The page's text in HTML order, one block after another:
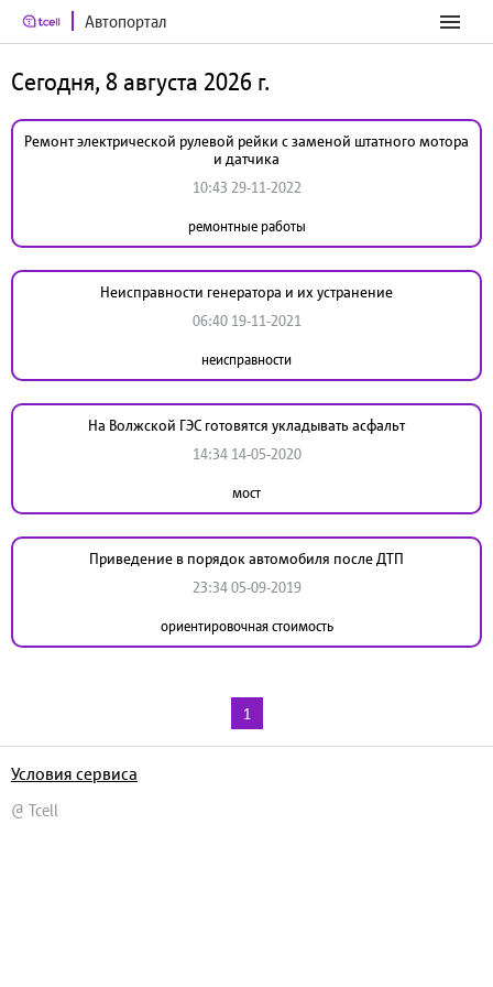
Автопортал
Сегодня, 8 августа 2026 г.
Ремонт электрической рулевой рейки с заменой штатного мотора
и датчика
10:43 29-11-2022
ремонтные работы
Неисправности генератора и их устранение
06:40 19-11-2021
неисправности
На Волжской ГЭС готовятся укладывать асфальт
14:34 14-05-2020
мост
Приведение в порядок автомобиля после ДТП
23:34 05-09-2019
ориентировочная стоимость
1
@ Tcell
Условия сервиса